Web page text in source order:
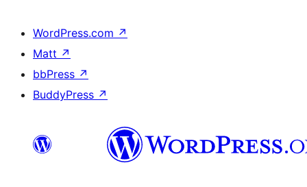
WordPress.com ↗
Matt ↗
bbPress ↗
BuddyPress ↗